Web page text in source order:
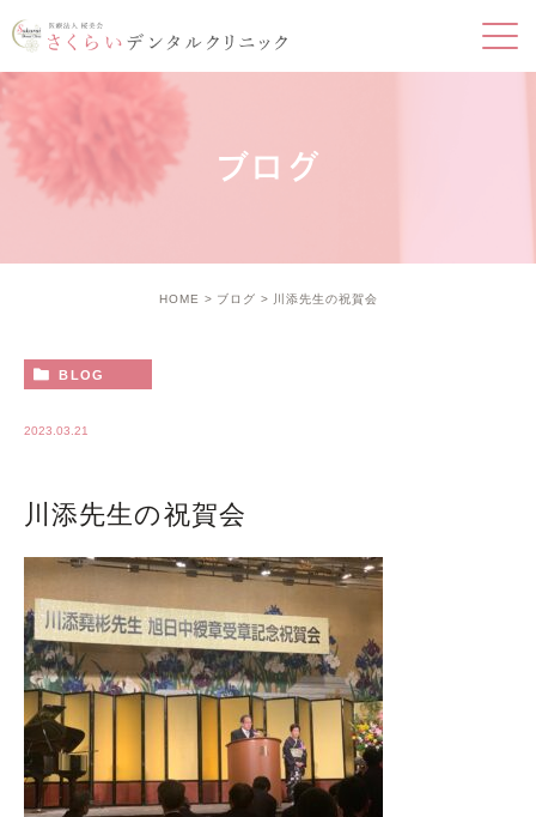
ブログ
HOME ブログ 川添先生の祝賀会
BLOG
2023.03.21
川添先生の祝賀会